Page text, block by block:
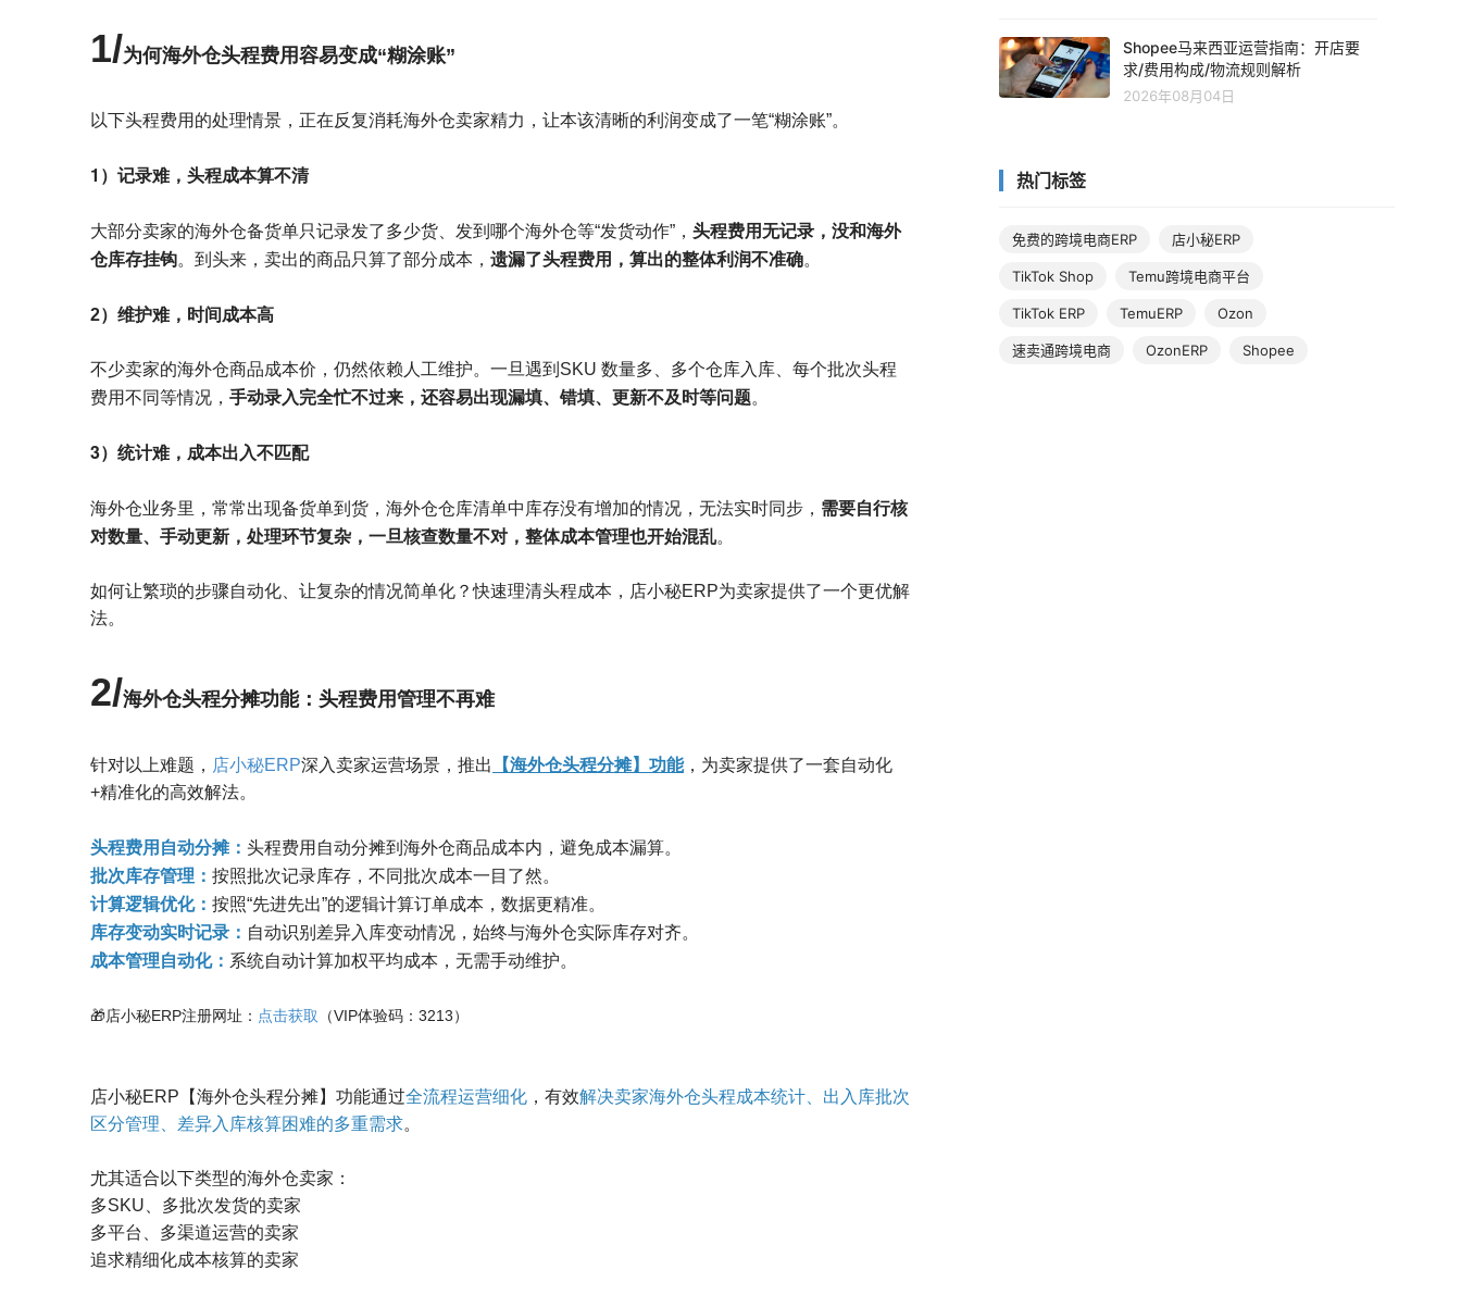
1/为何海外仓头程费用容易变成“糊涂账”
以下头程费用的处理情景，正在反复消耗海外仓卖家精力，让本该清晰的利润变成了一笔“糊涂账”。
1）记录难，头程成本算不清
大部分卖家的海外仓备货单只记录发了多少货、发到哪个海外仓等“发货动作”， 头程费用无记录，没和海外
仓库存挂钩。到头来，卖出的商品只算了部分成本， 遗漏了头程费用，算出的整体利润不准确。
2）维护难，时间成本高
不少卖家的海外仓商品成本价，仍然依赖人工维护。一旦遇到SKU 数量多、多个仓库入库、每个批次头程
费用不同等情况， 手动录入完全忙不过来，还容易出现漏填、错填、更新不及时等问题。
3） 统计难，成本出入不匹配
海外仓业务里，常常出现备货单到货，海外仓仓库清单中库存没有增加的情况，无法实时同步， 需要自行核
对数量、手动更新，处理环节复杂，一旦核查数量不对，整体成本管理也开始混乱。
如何让繁琐的步骤自动化、 让复杂的情况简单化？快速理清头程成本， 店小秘ERP为卖家提供了一个更优解
法。
2/海外仓头程分摊功能： 头程费用管理不再难
针对以上难题， 店小秘ERP深入卖家运营场景，推出 【海外仓头程分摊】功能，为卖家提供了一套自动化
+精准化的高效解法。
头程费用自动分摊： 头程费用自动分摊到海外仓商品成本内，避免成本漏算。
批次库存管理： 按照批次记录库存，不同批次成本一目了然。
计算逻辑优化： 按照“先进先出”的逻辑计算订单成本，数据更精准。
库存变动实时记录： 自动识别差异入库变动情况，始终与海外仓实际库存对齐。
成本管理自动化： 系统自动计算加权平均成本，无需手动维护。
🎁店小秘ERP注册网址： 点击获取 （VIP体验码：3213）
店小秘ERP【海外仓头程分摊】功能通过全流程运营细化 ，有效解决卖家海外仓头程成本统计、出入库批次
区分管理、差异入库核算困难的多重需求。
尤其适合以下类型的海外仓卖家：
多SKU、多批次发货的卖家
多平台、多渠道运营的卖家
追求精细化成本核算的卖家
Shopee马来西亚运营指南：开店要
求/费用构成/物流规则解析
2026年08月04日
热门标签
免费的跨境电商ERP 店小秘ERP
TikTok Shop Temu跨境电商平台
TikTok ERP TemuERP Ozon
速卖通跨境电商 OzonERP Shopee